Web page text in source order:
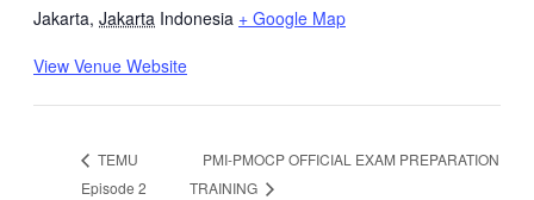
Jakarta, Jakarta Indonesia + Google Map
View Venue Website
TEMU
Episode 2
PMI-PMOCP OFFICIAL EXAM PREPARATION
TRAINING